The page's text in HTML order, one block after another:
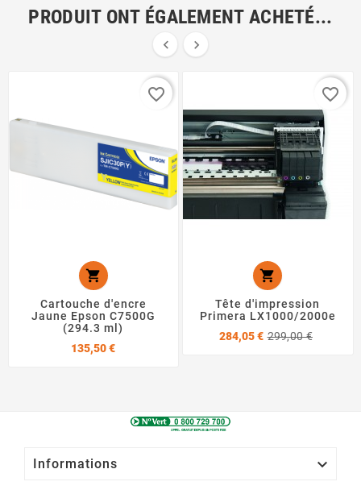
PRODUIT ONT ÉGALEMENT ACHETÉ...
 

Cartouche d'encre
Jaune Epson C7500G
(294.3 ml)
135,50 €Prix
favorite_border

Tête d'impression
Primera LX1000/2000e
284,05 € 299,00 €
favorite_border
Informations 